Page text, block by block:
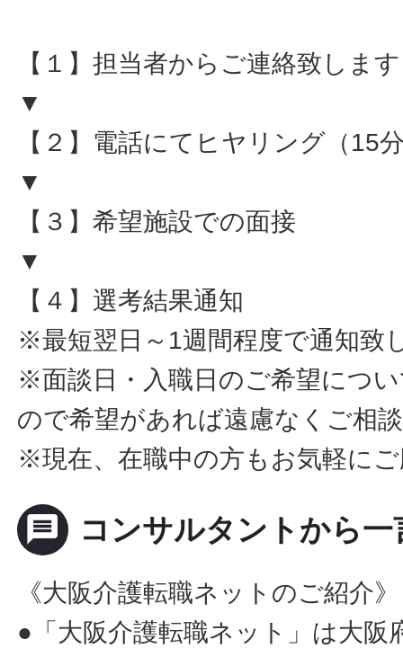
【１】担当者からご連絡致します
▼
【２】電話にてヒヤリング（15
▼
【３】希望施設での面接
▼
【４】選考結果通知
※最短翌日～1週間程度で通知致
※面談日・入職日のご希望につ
ので希望があれば遠慮なくご相
※現在、在職中の方もお気軽に
message コンサルタントから一
《大阪介護転職ネットのご紹介》
●「大阪介護転職ネット」は大阪